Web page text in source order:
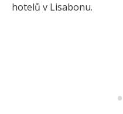
hotelů v Lisabonu.